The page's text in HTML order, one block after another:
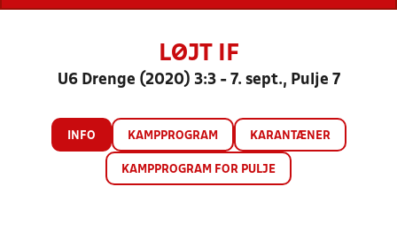
LØJT IF
U6 Drenge (2020) 3:3 - 7. sept., Pulje 7
INFO KAMPPROGRAM KARANTÆNER
KAMPPROGRAM FOR PULJE